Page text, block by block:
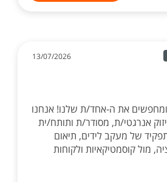
13/07/2026
את ה-אחד/ת שלנו! אנחנו
אנרגטי/ת, מסודר/ת ותותח/ית
של מעקב לידים, תיאום
מול קוסמטיקאיות ולקוחות